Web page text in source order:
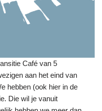
Café van 5
aan het eind van
hebben (ook hier in de
Die wil je vanuit